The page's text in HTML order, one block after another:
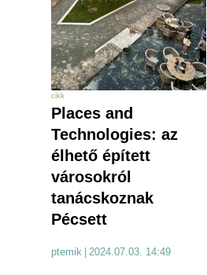
cikk
Places and
Technologies: az
élhető épített
városokról
tanácskoznak
Pécsett
ptemik 2024.07.03. 14:49